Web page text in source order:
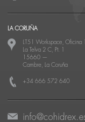
LA CORUÑA
LT51 Workspace, Oficina
La Telva 2 C, Pt. 1
15660 —
Cambre, La Coruña
+34 666 572 640